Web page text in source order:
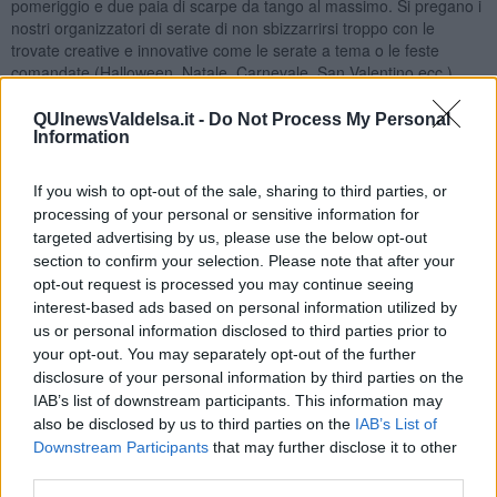
QUInewsValdelsa.it - Do Not Process My Personal
Information
If you wish to opt-out of the sale, sharing to third parties, or
processing of your personal or sensitive information for
targeted advertising by us, please use the below opt-out
section to confirm your selection. Please note that after your
opt-out request is processed you may continue seeing
interest-based ads based on personal information utilized by
us or personal information disclosed to third parties prior to
your opt-out. You may separately opt-out of the further
disclosure of your personal information by third parties on the
IAB’s list of downstream participants. This information may
also be disclosed by us to third parties on the IAB’s List of
Downstream Participants that may further disclose it to other
pomeriggio e due paia di scarpe da tango al massimo. Si pregano i
nostri organizzatori di serate di non sbizzarrirsi troppo con le
trovate creative e innovative come le serate a tema o le feste
comandate (Halloween, Natale, Carnevale, San Valentino ecc.)
stare al gioco e all’uomo invece capita spesso di sbuffare facendosi
solo trascinare con riluttanza.
femmine) possono invertirsi.La vita tanghera,infatti, riflette il
carattere della persona sia esso maschio o femmina anche se, per
struttura cerebrale entrambi sono diversi e pertanto i
comportamenti sono, infatti, differenti. Nelle sale, infatti, possiamo
osservare diverse tipologie caratteriali: donne o uomini poco curati
oppure altri con un aspetto e una forma impeccabili.
Unico neo indipendente dal modo di vestirsi è quello delcattivo
odoreemanato dalle persone (qualcuno arriva già così) specie alla
fine della serata. Lavarsi è meglio che profumarsi e cambiarsi è
meglio di stare in giacca e cravatta per evitare di fare il bagno alla
ballerina durante una tanda specie se di milonga.
Ad ogni modo andiamo a ballare!